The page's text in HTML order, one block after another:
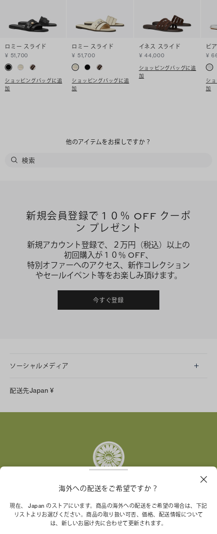
ロミー スライド
¥ 51,700
ショッピングバッグに追
加
ロミー スライド
¥ 51,700
ショッピングバッグに追
加
イネス スライド
¥ 44,000
ショッピングバッグに追
加
ピ
¥
シ
加
他のアイテムをお探しですか？
新規会員登録で１０％ OFF クーポ
ン プレゼント
新規アカウント登録で、２万円（税込）以上の
初回購入が１０％ OFF、
特別オファーへのアクセス、新作コレクション
やセールイベント等をお楽しみ頂けます。
今すぐ登録
ソーシャルメディア
Facebook
配送先Japan ¥
トリー バーチ財団は、女性起業家が持続可能な企業を築
くことを支援しています。
海外への配送をご希望ですか？
現在、 Japan のストアにいます。商品の海外への配送をご希望の場合は、下記
リストよりお選びください。商品の取り扱い可否、価格、配送情報について
は、新しいお届け先に合わせて更新されます。